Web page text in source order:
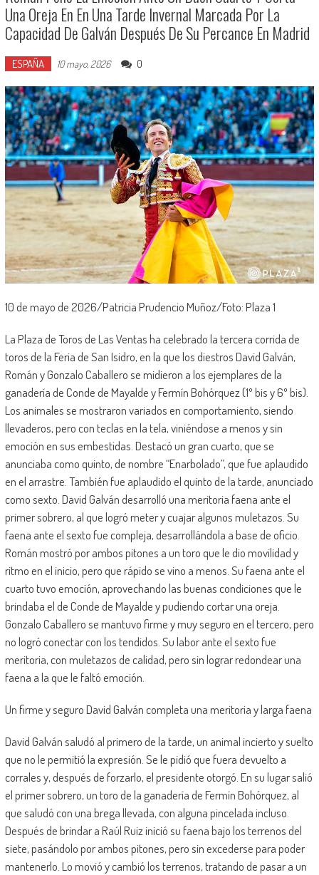
Una Oreja En En Una Tarde Invernal Marcada Por La
Capacidad De Galván Después De Su Percance En Madrid
ESPAÑA 10 mayo, 2026 0
10 de mayo de 2026/Patricia Prudencio Muñoz/Foto: Plaza 1
La Plaza de Toros de Las Ventas ha celebrado la tercera corrida de
toros de la Feria de San Isidro, en la que los diestros David Galván,
Román y Gonzalo Caballero se midieron a los ejemplares de la
ganadería de Conde de Mayalde y Fermín Bohórquez (1º bis y 6º bis).
Los animales se mostraron variados en comportamiento, siendo
llevaderos, pero con teclas en la tela, viniéndose a menos y sin
emoción en sus embestidas. Destacó un gran cuarto, que se
anunciaba como quinto, de nombre “Enarbolado”, que fue aplaudido
en el arrastre. También fue aplaudido el quinto de la tarde, anunciado
como sexto. David Galván desarrolló una meritoria faena ante el
primer sobrero, al que logró meter y cuajar algunos muletazos. Su
faena ante el sexto fue compleja, desarrollándola a base de oficio.
Román mostró por ambos pitones a un toro que le dio movilidad y
ritmo en el inicio, pero que rápido se vino a menos. Su faena ante el
cuarto tuvo emoción, aprovechando las buenas condiciones que le
brindaba el de Conde de Mayalde y pudiendo cortar una oreja.
Gonzalo Caballero se mantuvo firme y muy seguro en el tercero, pero
no logró conectar con los tendidos. Su labor ante el sexto fue
meritoria, con muletazos de calidad, pero sin lograr redondear una
faena a la que le faltó emoción.
Un firme y seguro David Galván completa una meritoria y larga faena
David Galván saludó al primero de la tarde, un animal incierto y suelto
que no le permitió la expresión. Se le pidió que fuera devuelto a
corrales y, después de forzarlo, el presidente otorgó. En su lugar salió
el primer sobrero, un toro de la ganadería de Fermín Bohórquez, al
que saludó con una brega llevada, con alguna pincelada incluso.
Después de brindar a Raúl Ruiz inició su faena bajo los terrenos del
siete, pasándolo por ambos pitones, pero sin excederse para poder
mantenerlo. Lo movió y cambió los terrenos, tratando de pasar a un